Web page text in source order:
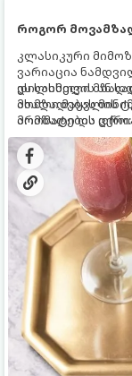
როგორ
კლასიკური
ვარიაცია
დილისთვის ან
ახალი მაყვლის
არომატი და
დახვეწილ და
ეს სასმელი
მომზადებას
მომზადების დრო: